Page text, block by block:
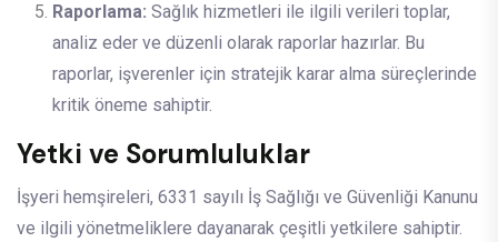
Raporlama: Sağlık hizmetleri ile ilgili verileri toplar,
analiz eder ve düzenli olarak raporlar hazırlar. Bu
raporlar, işverenler için stratejik karar alma süreçlerinde
kritik öneme sahiptir.
Yetki ve Sorumluluklar
İşyeri hemşireleri, 6331 sayılı İş Sağlığı ve Güvenliği Kanunu
ve ilgili yönetmeliklere dayanarak çeşitli yetkilere sahiptir.